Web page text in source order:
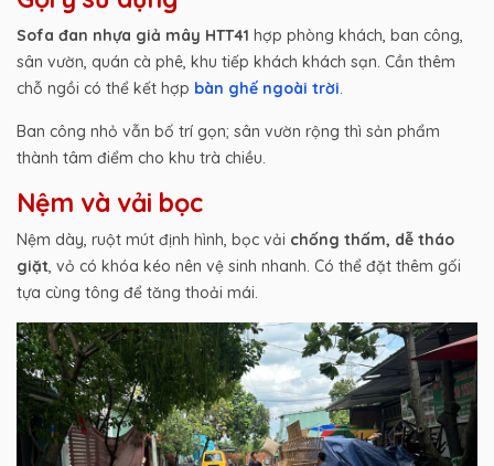
Sofa đan nhựa giả mây HTT41 hợp phòng khách, ban công,
sân vườn, quán cà phê, khu tiếp khách khách sạn. Cần thêm
chỗ ngồi có thể kết hợp bàn ghế ngoài trời
Ban công nhỏ vẫn bố trí gọn; sân vườn rộng thì sản phẩm
thành tâm điểm cho khu trà chiều.
Nệm và vải bọc
Nệm dày, ruột mút định hình, bọc vải chống thấm, dễ tháo
giặt , vỏ có khóa kéo nên vệ sinh nhanh. Có thể đặt thêm gối
tựa cùng tông để tăng thoải mái.